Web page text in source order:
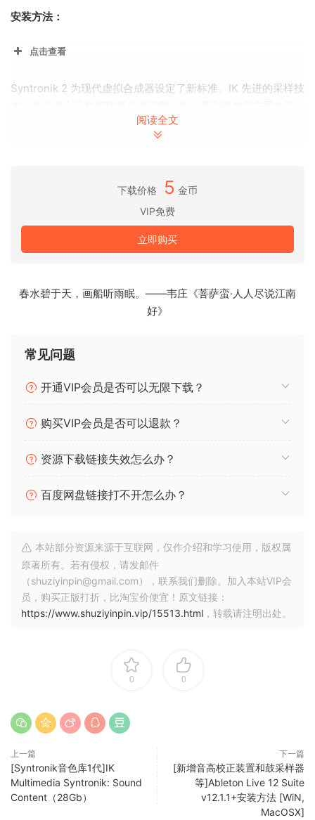
安装方法：
点击查看
Syntronik 2 为现代虚拟合成器设定了新标准。IK 先进的采样技
的合成器提供动力，具有惊人的声音准确性和最深入的编辑。
这是对上一个版本的重大更新，添加了 11 个新的合成器、令人
已修复：库未在 Syntronik APP 中正确注册（尽管它在
SampleTank4 中有效）。只需使用这个新的注册机再次注册
一个女巫正在雇佣卡车司机来运送 210GB 的工厂库。
combined with a hybrid sample and modeling synthesis
sought-after synths with stunning sonic accuracy and the
new synths, exciting new, advanced, and much-requested
22 original synths taking advantage of all these new
Team R2R Note:
FIXED : Libraries are not properly registered in Syntronik
APP (it works in SampleTank4 though). Just register
Syntronik 2 again with this new keygen.
阅读全文
下载价格 5 金币
VIP免费
立即购买
春水碧于天，画船听雨眠。——韦庄《菩萨蛮·人人尽说江南
好》
常见问题
开通VIP会员是否可以无限下载？
购买VIP会员是否可以退款？
资源下载链接失效怎么办？
百度网盘链接打不开怎么办？
本站部分资源来源于互联网，仅作介绍和学习使用，版权属
原著所有。若有侵权，请发邮件
（shuziyinpin@gmail.com），联系我们删除。加入本站VIP会
员，购买正版打折，比淘宝价便宜！原文链接：
https://www.shuziyinpin.vip/15513.html ，转载请注明出处。
0 0
上一篇
[Syntronik音色库1代]IK
Multimedia Syntronik: Sound
Content（28Gb）
下一篇
[新增音高校正装置和鼓采样器
等]Ableton Live 12 Suite
v12.1.1+安装方法 [WiN,
MacOSX]